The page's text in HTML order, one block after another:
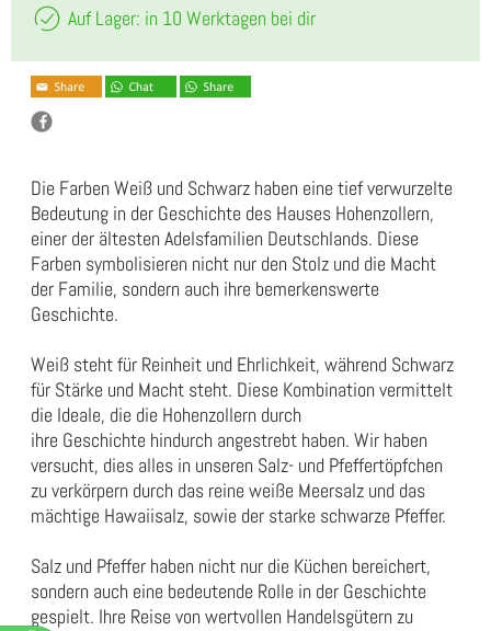
Auf Lager: in 10 Werktagen bei dir
Die Farben Weiß und Schwarz haben eine tief verwurzelte
Bedeutung in der Geschichte des Hauses Hohenzollern,
einer der ältesten Adelsfamilien Deutschlands. Diese
Farben symbolisieren nicht nur den Stolz und die Macht
der Familie, sondern auch ihre bemerkenswerte
Geschichte.
Weiß steht für Reinheit und Ehrlichkeit, während Schwarz
für Stärke und Macht steht. Diese Kombination vermittelt
die Ideale, die die Hohenzollern durch
ihre Geschichte hindurch angestrebt haben. Wir haben
versucht, dies alles in unseren Salz- und Pfeffertöpfchen
zu verkörpern durch das reine weiße Meersalz und das
mächtige Hawaiisalz, sowie der starke schwarze Pfeffer.
Salz und Pfeffer haben nicht nur die Küchen bereichert,
sondern auch eine bedeutende Rolle in der Geschichte
gespielt. Ihre Reise von wertvollen Handelsgütern zu